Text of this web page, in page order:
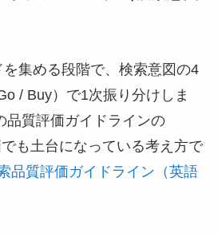
集める段階で、検索意図の4
/ Buy）で1次振り分けしま
品質評価ガイドラインの
でも土台になっている考え方で
品質評価ガイドライン（英語